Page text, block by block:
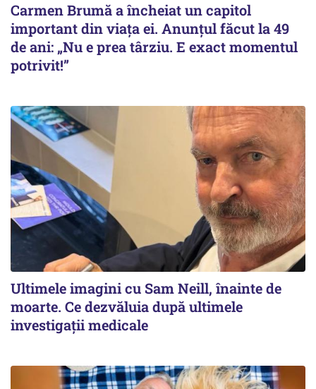
Carmen Brumă a încheiat un capitol
important din viața ei. Anunțul făcut la 49
de ani: „Nu e prea târziu. E exact momentul
potrivit!”
Ultimele imagini cu Sam Neill, înainte de
moarte. Ce dezvăluia după ultimele
investigații medicale